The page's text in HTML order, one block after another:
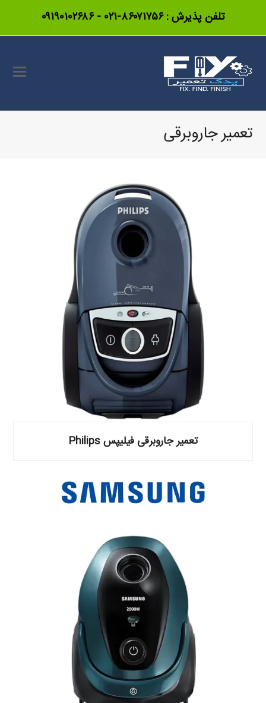
تلفن پذیرش :۸۶۰۷۱۷۵۶-۰۲۱ -۰۹۱۹۰۱۰۲۶۸۶
تعمیر جاروبرقی
تعمیر جاروبرقی فیلیپس Philips